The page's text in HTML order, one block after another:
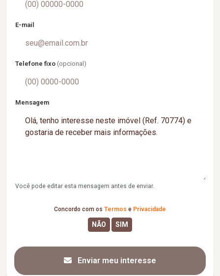
E-mail
Telefone fixo (opcional)
Mensagem
Você pode editar esta mensagem antes de enviar.
Concordo com os Termos e Privacidade
Enviar meu interesse